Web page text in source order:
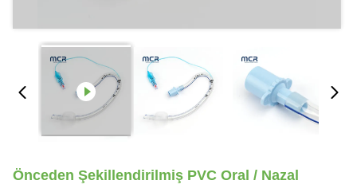
Önceden Şekillendirilmiş PVC Oral / Nazal